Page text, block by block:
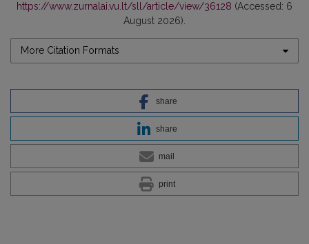
https://www.zurnalai.vu.lt/sll/article/view/36128 (Accessed: 6
August 2026).
More Citation Formats
share
share
mail
print